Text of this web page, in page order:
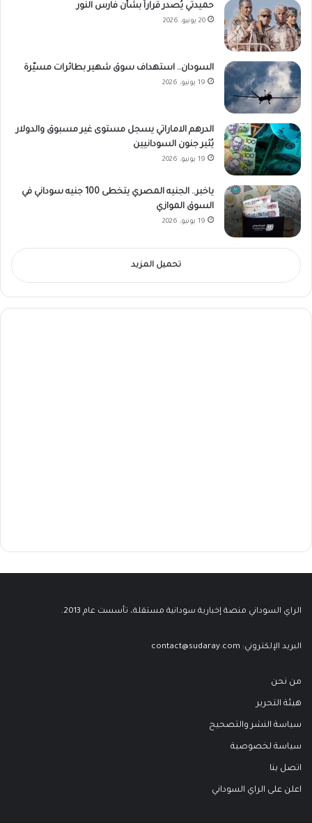
حميدتي يُصدر قراراً بشأن فارس النور
20 يونيو، 2026
السودان.. استهداف سوق شهير بطائرات مسيّرة
19 يونيو، 2026
الدرهم الاماراتي يسجل مستوى غير مسبوق والدولار
يُثير جنون السودانيين
19 يونيو، 2026
ياخبر.. الجنيه المصري يتخطى 100 جنيه سوداني في
السوق الموازي
19 يونيو، 2026
تحميل المزيد
الراي السوداني منصة إخبارية سودانية مستقلة، تأسست عام 2013.
البريد الإلكتروني: contact@sudaray.com
من نحن
هيئة التحرير
سياسة النشر والتصحيح
سياسة لخصوصية
اتصل بنا
اعلن على الراي السوداني